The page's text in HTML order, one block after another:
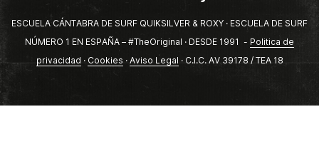
ESCUELA CÁNTABRA DE SURF QUIKSILVER & ROXY · ESCUELA DE SURF
NÚMERO 1 EN ESPAÑA – #TheOriginal · DESDE 1991 - Politica de
privacidad · Cookies · Aviso Legal · C.I.C. AV 39178 / TEA 18